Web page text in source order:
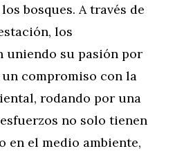
bosques. A través de
los
uniendo su pasión por
compromiso con la
rodando por una
no solo tienen
en el medio ambiente,